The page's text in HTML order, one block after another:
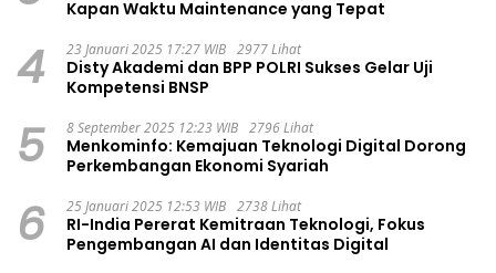
Kapan Waktu Maintenance yang Tepat
4 23 Januari 2025 17:27 WIB 2977 Lihat
Disty Akademi dan BPP POLRI Sukses Gelar Uji
Kompetensi BNSP
5 8 September 2025 12:23 WIB 2796 Lihat
Menkominfo: Kemajuan Teknologi Digital Dorong
Perkembangan Ekonomi Syariah
6 25 Januari 2025 12:53 WIB 2738 Lihat
RI-India Pererat Kemitraan Teknologi, Fokus
Pengembangan AI dan Identitas Digital